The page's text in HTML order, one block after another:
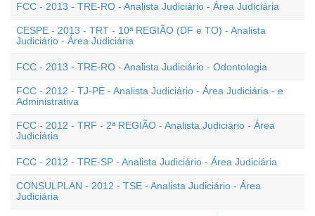
FCC - 2013 - TRE-RO - Analista Judiciário - Área Judiciária
CESPE - 2013 - TRT - 10ª REGIÃO (DF e TO) - Analista
Judiciário - Área Judiciária
FCC - 2013 - TRE-RO - Analista Judiciário - Odontologia
FCC - 2012 - TJ-PE - Analista Judiciário - Área Judiciária - e
Administrativa
FCC - 2012 - TRF - 2ª REGIÃO - Analista Judiciário - Área
Judiciária
FCC - 2012 - TRE-SP - Analista Judiciário - Área Judiciária
CONSULPLAN - 2012 - TSE - Analista Judiciário - Área
Judiciária